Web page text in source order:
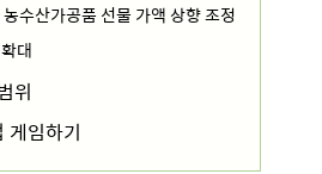
수산가공품 선물 가액 상향 조정
대
위
게임하기